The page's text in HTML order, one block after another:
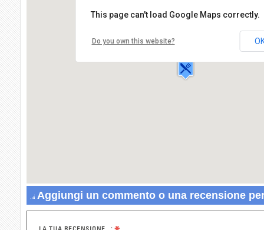
This page can't load Google Maps correctly.
Do you own this website?
Aggiungi un commento o una recensione